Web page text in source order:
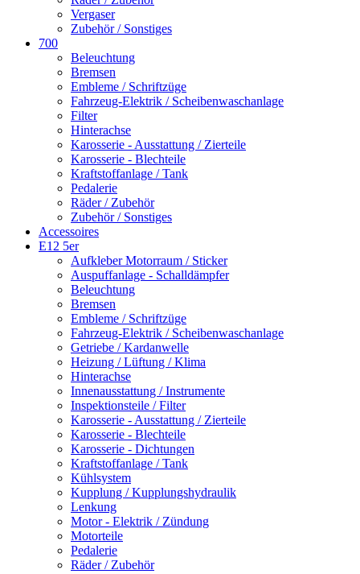
Vergaser
Zubehör / Sonstiges
700
Beleuchtung
Bremsen
Embleme / Schriftzüge
Fahrzeug-Elektrik / Scheibenwaschanlage
Filter
Hinterachse
Karosserie - Ausstattung / Zierteile
Karosserie - Blechteile
Kraftstoffanlage / Tank
Pedalerie
Räder / Zubehör
Zubehör / Sonstiges
Accessoires
E12 5er
Aufkleber Motorraum / Sticker
Auspuffanlage - Schalldämpfer
Beleuchtung
Bremsen
Embleme / Schriftzüge
Fahrzeug-Elektrik / Scheibenwaschanlage
Getriebe / Kardanwelle
Heizung / Lüftung / Klima
Hinterachse
Innenausstattung / Instrumente
Inspektionsteile / Filter
Karosserie - Ausstattung / Zierteile
Karosserie - Blechteile
Karosserie - Dichtungen
Kraftstoffanlage / Tank
Kühlsystem
Kupplung / Kupplungshydraulik
Lenkung
Motor - Elektrik / Zündung
Motorteile
Pedalerie
Räder / Zubehör